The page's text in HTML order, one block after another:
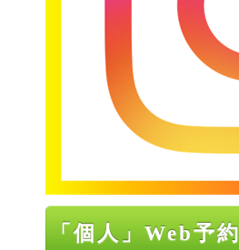
「個人」Web予約